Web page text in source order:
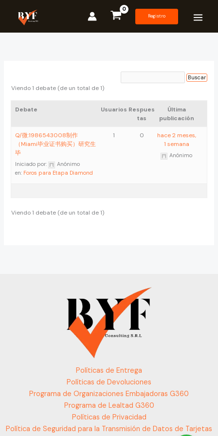
contenido
Registro
Viendo 1 debate (de un total de 1)
Debate Usuarios Respues
tas
Última
publicación
Q/微:1986543008制作
（Miami毕业证书购买）研究生
毕
Iniciado por:
Anónimo
en: Foros para Etapa Diamond
1 0
hace 2 meses,
1 semana
Anónimo
Viendo 1 debate (de un total de 1)
Políticas de Entrega
Políticas de Devoluciones
Programa de Organizaciones Embajadoras G360
Programa de Lealtad G360
Políticas de Privacidad
Política de Seguridad para la Transmisión de Datos de Tarjetas